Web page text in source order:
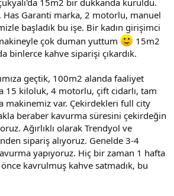
15m2 bir dükkanda kuruldu.
Has Garanti marka, 2 motorlu, manuel
başladık bu işe. Bir kadın girişimci
çok duman yuttum
15m2
binlerce kahve siparişi çıkardık.
geçtik, 100m2 alanda faaliyet
15 kiloluk, 4 motorlu, çift cidarlı, tam
makinemiz var. Çekirdekleri full city
beraber kavurma süresini çekirdeğin
Ağırlıklı olarak Trendyol ve
sipariş alıyoruz. Genelde 3-4
yapıyoruz. Hiç bir zaman 1 hafta
kavrulmuş kahve satmadık, bu